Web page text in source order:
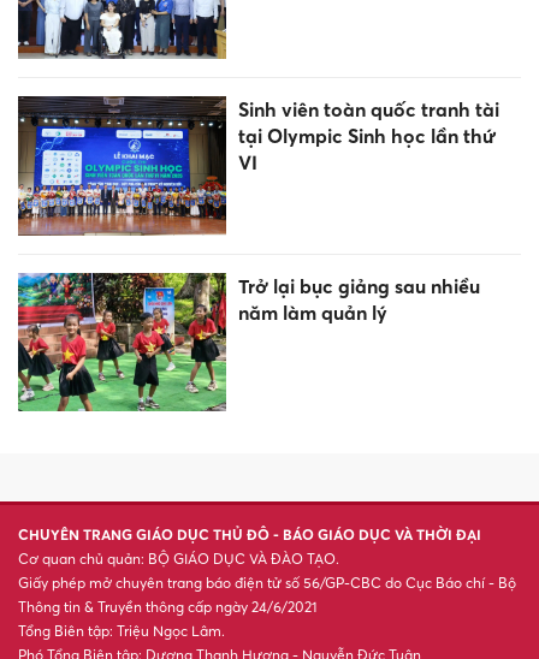
Sinh viên toàn quốc tranh tài
tại Olympic Sinh học lần thứ
VI
Trở lại bục giảng sau nhiều
năm làm quản lý
CHUYÊN TRANG GIÁO DỤC THỦ ĐÔ - BÁO GIÁO DỤC VÀ THỜI ĐẠI
Cơ quan chủ quản: BỘ GIÁO DỤC VÀ ĐÀO TẠO.
Giấy phép mở chuyên trang báo điện tử số 56/GP-CBC do Cục Báo chí - Bộ
Thông tin & Truyền thông cấp ngày 24/6/2021
Tổng Biên tập: Triệu Ngọc Lâm.
Phó Tổng Biên tập: Dương Thanh Hương - Nguyễn Đức Tuân